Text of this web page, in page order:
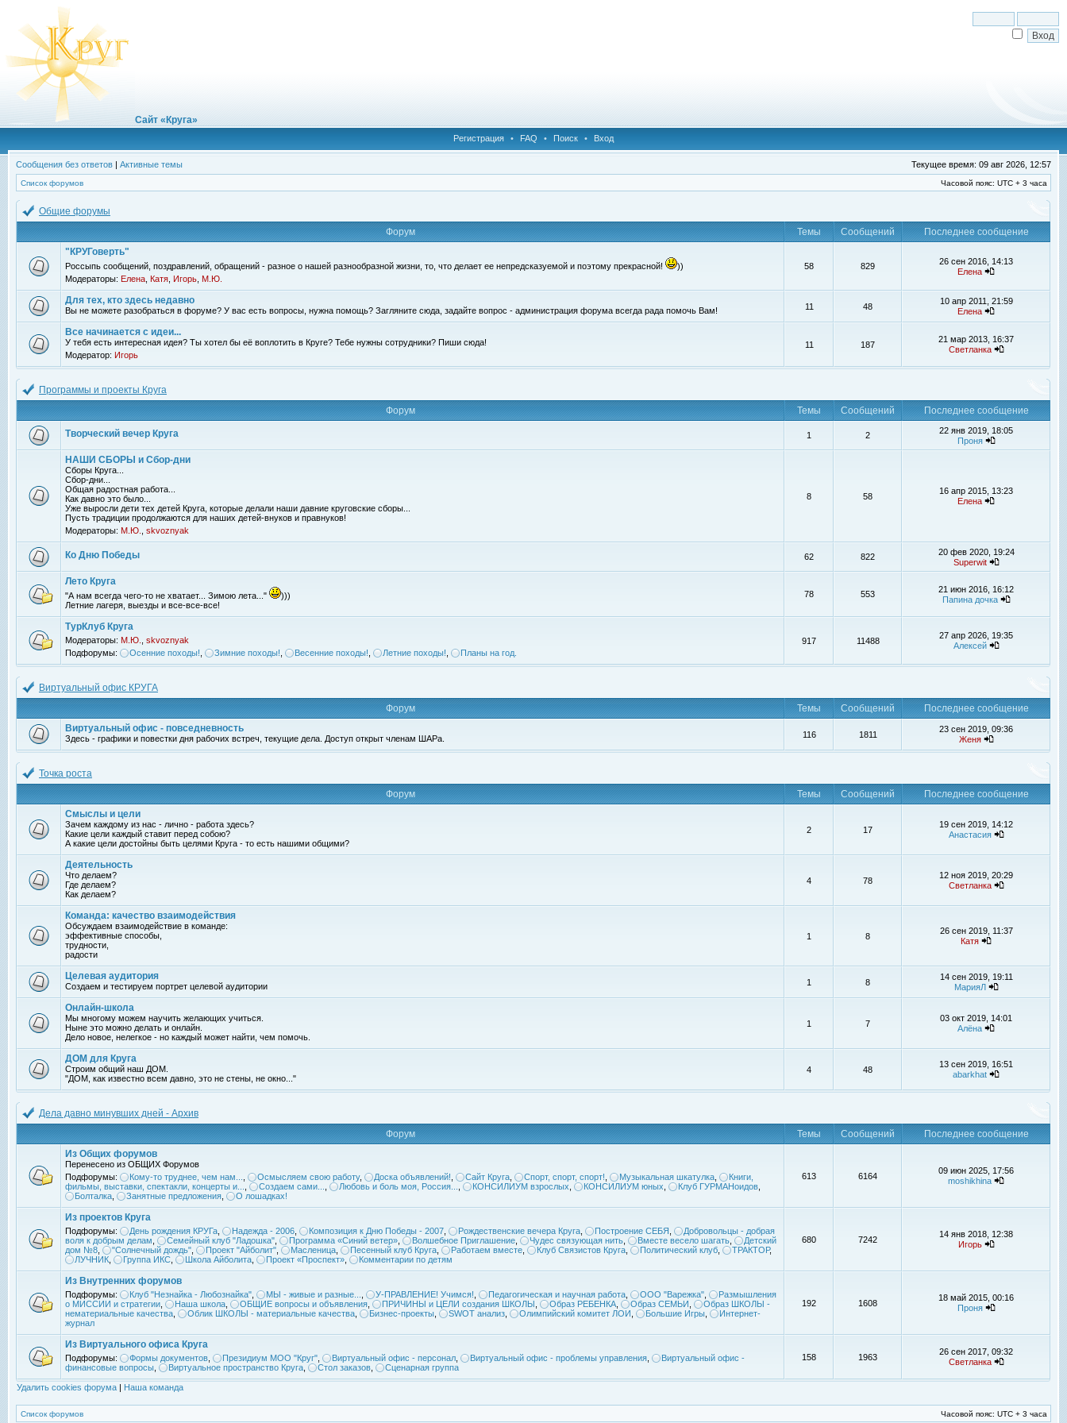
Сайт «Круга»
Регистрация • FAQ • Поиск • Вход
Сообщения без ответов | Активные темы Текущее время: 09 авг 2026, 12:57
Список форумов Часовой пояс: UTC + 3 часа
Общие форумы
Форум
Темы Сообщений
Последнее сообщение
"КРУГоверть"
Россыпь сообщений, поздравлений, обращений - разное о нашей разнообразной жизни, то, что делает ее непредсказуемой и поэтому прекрасной!
))
Модераторы: Елена Катя Игорь М.Ю.
58 829
26 сен 2016, 14:13
Елена
Для тех, кто здесь недавно
Вы не можете разобраться в форуме? У вас есть вопросы, нужна помощь? Загляните сюда, задайте вопрос - администрация форума всегда рада помочь Вам! 11 48
10 апр 2011, 21:59
Елена
Все начинается с идеи...
У тебя есть интересная идея? Ты хотел бы её воплотить в Круге? Тебе нужны сотрудники? Пиши сюда!
Модератор: Игорь
11 187
21 мар 2013, 16:37
Светланка
Программы и проекты Круга
Форум
Темы Сообщений Последнее сообщение
Творческий вечер Круга 1 2
22 янв 2019, 18:05
Проня
НАШИ СБОРЫ и Сбор-дни
Сборы Круга...
Сбор-дни...
Общая радостная работа...
Как давно это было...
Уже выросли дети тех детей Круга, которые делали наши давние круговские сборы...
Пусть традиции продолжаются для наших детей-внуков и правнуков!
Модераторы: М.Ю. skvoznyak
8 58
16 апр 2015, 13:23
Елена
Ко Дню Победы 62 822
20 фев 2020, 19:24
Superwit
Лето Круга
"А нам всегда чего-то не хватает... Зимою лета..."
)))
Летние лагеря, выезды и все-все-все!
78 553
21 июн 2016, 16:12
Папина дочка
ТурКлуб Круга
Модераторы: М.Ю.
skvoznyak
Подфорумы:
Осенние походы! Зимние походы! Весенние походы! Летние походы! Планы на год.
917 11488
27 апр 2026, 19:35
Алексей
Виртуальный офис КРУГА
Форум
Темы Сообщений
Последнее сообщение
Виртуальный офис - повседневность
Здесь - графики и повестки дня рабочих встреч, текущие дела. Доступ открыт членам ШАРа. 116 1811
23 сен 2019, 09:36
Женя
Точка роста
Форум
Темы Сообщений
Последнее сообщение
Смыслы и цели
Зачем каждому из нас - лично - работа здесь?
Какие цели каждый ставит перед собою?
А какие цели достойны быть целями Круга - то есть нашими общими?
2 17
19 сен 2019, 14:12
Анастасия
Деятельность
Что делаем?
Где делаем?
Как делаем?
4 78
12 ноя 2019, 20:29
Светланка
Команда: качество взаимодействия
Обсуждаем взаимодействие в команде:
эффективные способы,
трудности,
радости
1 8
26 сен 2019, 11:37
Катя
Целевая аудитория
Создаем и тестируем портрет целевой аудитории 1 8
14 сен 2019, 19:11
МарияЛ
Онлайн-школа
Мы многому можем научить желающих учиться.
Ныне это можно делать и онлайн.
Дело новое, нелегкое - но каждый может найти, чем помочь.
1 7
03 окт 2019, 14:01
Алёна
ДОМ для Круга
Строим общий наш ДОМ.
"ДОМ, как известно всем давно, это не стены, не окно..."
4 48
13 сен 2019, 16:51
abarkhat
Дела давно минувших дней - Архив
Форум
Темы Сообщений
Последнее сообщение
Из Общих форумов
Перенесено из ОБЩИХ Форумов
Подфорумы:
Кому-то труднее, чем нам... Осмысляем свою работу, Доска объявлений! Сайт Круга Спорт, спорт, спорт! Музыкальная шкатулка
Книги,
фильмы, выставки, спектакли, концерты и...
Создаем сами... Любовь и боль моя, Россия... КОНСИЛИУМ взрослых КОНСИЛИУМ юных Клуб ГУРМАНоидов
Болталка
Занятные предложения О лошадках!
613 6164
09 июн 2025, 17:56
moshikhina
Из проектов Круга
Подфорумы: День рождения КРУГа Надежда - 2006 Композиция к Дню Победы - 2007 Рождественские вечера Круга Построение СЕБЯ
Добровольцы - добрая
воля к добрым делам
Семейный клуб "Ладошка" Программа «Синий ветер» Волшебное Приглашение Чудес связующая нить Вместе весело шагать
Детский
дом №8
"Солнечный дождь" Проект "Айболит" Масленица Песенный клуб Круга Работаем вместе Клуб Связистов Круга Политический клуб ТРАКТОР,
ЛУЧНИК
Группа ИКС Школа Айболита Проект «Проспект» Комментарии по детям
680 7242
14 янв 2018, 12:38
Игорь
Из Внутренних форумов
Подфорумы: Клуб "Незнайка - Любознайка" МЫ - живые и разные... У-ПРАВЛЕНИЕ! Учимся! Педагогическая и научная работа ООО "Варежка"
Размышления
о МИССИИ и стратегии
Наша школа ОБЩИЕ вопросы и объявления ПРИЧИНЫ и ЦЕЛИ создания ШКОЛЫ Образ РЕБЕНКА Образ СЕМЬИ
Образ ШКОЛЫ -
нематериальные качества
Облик ШКОЛЫ - материальные качества Бизнес-проекты SWOT анализ Олимпийский комитет ЛОИ Большие Игры
Интернет-
журнал
192 1608
18 май 2015, 00:16
Проня
Из Виртуального офиса Круга
Подфорумы: Формы документов Президиум МОО "Круг" Виртуальный офис - персонал Виртуальный офис - проблемы управления
Виртуальный офис -
финансовые вопросы
Виртуальное пространство Круга Стол заказов Сценарная группа
158 1963
26 сен 2017, 09:32
Светланка
Удалить cookies форума | Наша команда
Список форумов Часовой пояс: UTC + 3 часа